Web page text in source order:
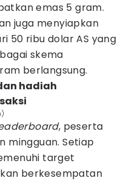
emas 5 gram.
juga menyiapkan
50 ribu dolar AS yang
skema
berlangsung.
hadiah
, peserta
mingguan. Setiap
target
berkesempatan